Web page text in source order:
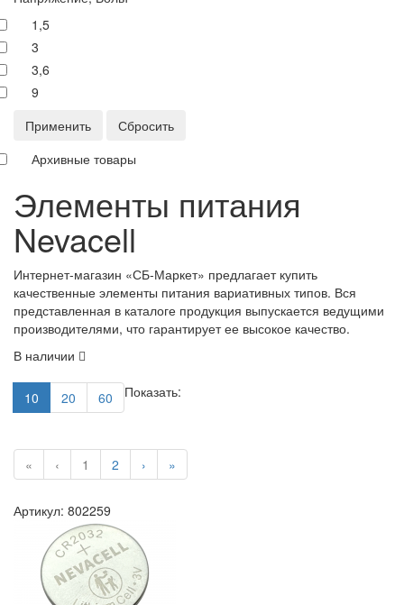
1,5
3
3,6
9
Применить
Сбросить
Архивные товары
Элементы питания
Nevacell
Интернет-магазин «СБ-Маркет» предлагает купить
качественные элементы питания вариативных типов. Вся
представленная в каталоге продукция выпускается ведущими
производителями, что гарантирует ее высокое качество.
В наличии
Показать:
10 20 60
« ‹ 1 2 › »
Артикул: 802259